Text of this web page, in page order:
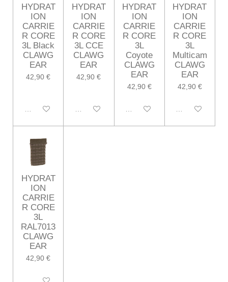
HYDRAT
ION
CARRIE
R CORE
3L Black
CLAWG
EAR
42,90 €
Désactivé
HYDRAT
ION
CARRIE
R CORE
3L CCE
CLAWG
EAR
42,90 €
Désactivé
HYDRAT
ION
CARRIE
R CORE
3L
Coyote
CLAWG
EAR
42,90 €
Désactivé
HYDRAT
ION
CARRIE
R CORE
3L
Multicam
CLAWG
EAR
42,90 €
Désactivé
HYDRAT
ION
CARRIE
R CORE
3L
RAL7013
CLAWG
EAR
42,90 €
Désactivé